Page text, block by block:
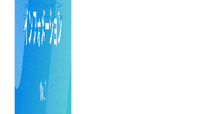
ューアルイン
フォメーショ
ン Vol.1